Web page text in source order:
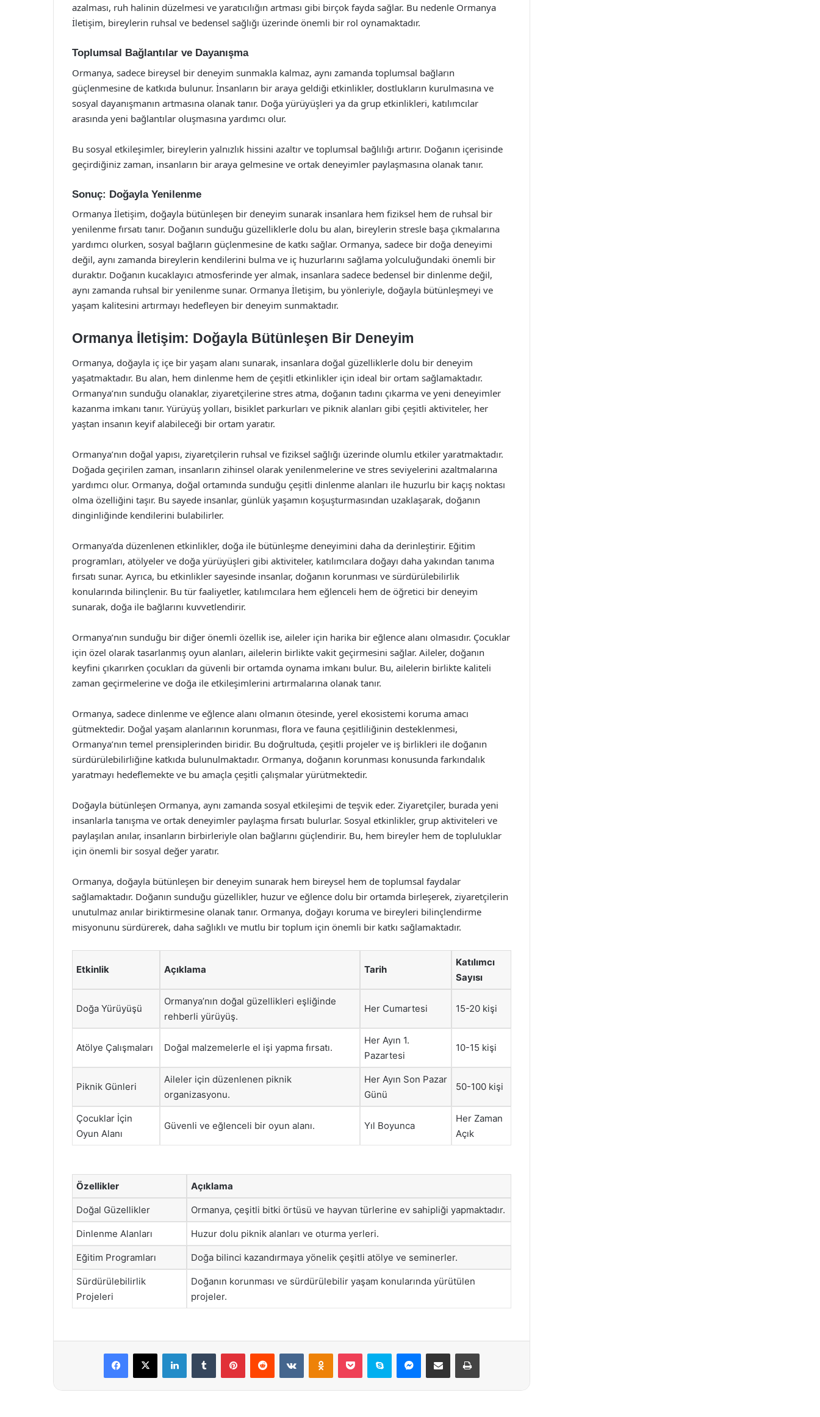
azalması, ruh halinin düzelmesi ve yaratıcılığın artması gibi birçok fayda sağlar. Bu nedenle Ormanya
İletişim, bireylerin ruhsal ve bedensel sağlığı üzerinde önemli bir rol oynamaktadır.
Toplumsal Bağlantılar ve Dayanışma
Ormanya, sadece bireysel bir deneyim sunmakla kalmaz, aynı zamanda toplumsal bağların
güçlenmesine de katkıda bulunur. İnsanların bir araya geldiği etkinlikler, dostlukların kurulmasına ve
sosyal dayanışmanın artmasına olanak tanır. Doğa yürüyüşleri ya da grup etkinlikleri, katılımcılar
arasında yeni bağlantılar oluşmasına yardımcı olur.
Bu sosyal etkileşimler, bireylerin yalnızlık hissini azaltır ve toplumsal bağlılığı artırır. Doğanın içerisinde
geçirdiğiniz zaman, insanların bir araya gelmesine ve ortak deneyimler paylaşmasına olanak tanır.
Sonuç: Doğayla Yenilenme
Ormanya İletişim, doğayla bütünleşen bir deneyim sunarak insanlara hem fiziksel hem de ruhsal bir
yenilenme fırsatı tanır. Doğanın sunduğu güzelliklerle dolu bu alan, bireylerin stresle başa çıkmalarına
yardımcı olurken, sosyal bağların güçlenmesine de katkı sağlar. Ormanya, sadece bir doğa deneyimi
değil, aynı zamanda bireylerin kendilerini bulma ve iç huzurlarını sağlama yolculuğundaki önemli bir
duraktır. Doğanın kucaklayıcı atmosferinde yer almak, insanlara sadece bedensel bir dinlenme değil,
aynı zamanda ruhsal bir yenilenme sunar. Ormanya İletişim, bu yönleriyle, doğayla bütünleşmeyi ve
yaşam kalitesini artırmayı hedefleyen bir deneyim sunmaktadır.
Ormanya İletişim: Doğayla Bütünleşen Bir Deneyim
Ormanya, doğayla iç içe bir yaşam alanı sunarak, insanlara doğal güzelliklerle dolu bir deneyim
yaşatmaktadır. Bu alan, hem dinlenme hem de çeşitli etkinlikler için ideal bir ortam sağlamaktadır.
Ormanya’nın sunduğu olanaklar, ziyaretçilerine stres atma, doğanın tadını çıkarma ve yeni deneyimler
kazanma imkanı tanır. Yürüyüş yolları, bisiklet parkurları ve piknik alanları gibi çeşitli aktiviteler, her
yaştan insanın keyif alabileceği bir ortam yaratır.
Ormanya’nın doğal yapısı, ziyaretçilerin ruhsal ve fiziksel sağlığı üzerinde olumlu etkiler yaratmaktadır.
Doğada geçirilen zaman, insanların zihinsel olarak yenilenmelerine ve stres seviyelerini azaltmalarına
yardımcı olur. Ormanya, doğal ortamında sunduğu çeşitli dinlenme alanları ile huzurlu bir kaçış noktası
olma özelliğini taşır. Bu sayede insanlar, günlük yaşamın koşuşturmasından uzaklaşarak, doğanın
dinginliğinde kendilerini bulabilirler.
Ormanya’da düzenlenen etkinlikler, doğa ile bütünleşme deneyimini daha da derinleştirir. Eğitim
programları, atölyeler ve doğa yürüyüşleri gibi aktiviteler, katılımcılara doğayı daha yakından tanıma
fırsatı sunar. Ayrıca, bu etkinlikler sayesinde insanlar, doğanın korunması ve sürdürülebilirlik
konularında bilinçlenir. Bu tür faaliyetler, katılımcılara hem eğlenceli hem de öğretici bir deneyim
sunarak, doğa ile bağlarını kuvvetlendirir.
Ormanya’nın sunduğu bir diğer önemli özellik ise, aileler için harika bir eğlence alanı olmasıdır. Çocuklar
için özel olarak tasarlanmış oyun alanları, ailelerin birlikte vakit geçirmesini sağlar. Aileler, doğanın
keyfini çıkarırken çocukları da güvenli bir ortamda oynama imkanı bulur. Bu, ailelerin birlikte kaliteli
zaman geçirmelerine ve doğa ile etkileşimlerini artırmalarına olanak tanır.
Ormanya, sadece dinlenme ve eğlence alanı olmanın ötesinde, yerel ekosistemi koruma amacı
gütmektedir. Doğal yaşam alanlarının korunması, flora ve fauna çeşitliliğinin desteklenmesi,
Ormanya’nın temel prensiplerinden biridir. Bu doğrultuda, çeşitli projeler ve iş birlikleri ile doğanın
sürdürülebilirliğine katkıda bulunulmaktadır. Ormanya, doğanın korunması konusunda farkındalık
yaratmayı hedeflemekte ve bu amaçla çeşitli çalışmalar yürütmektedir.
Doğayla bütünleşen Ormanya, aynı zamanda sosyal etkileşimi de teşvik eder. Ziyaretçiler, burada yeni
insanlarla tanışma ve ortak deneyimler paylaşma fırsatı bulurlar. Sosyal etkinlikler, grup aktiviteleri ve
paylaşılan anılar, insanların birbirleriyle olan bağlarını güçlendirir. Bu, hem bireyler hem de topluluklar
için önemli bir sosyal değer yaratır.
Ormanya, doğayla bütünleşen bir deneyim sunarak hem bireysel hem de toplumsal faydalar
sağlamaktadır. Doğanın sunduğu güzellikler, huzur ve eğlence dolu bir ortamda birleşerek, ziyaretçilerin
unutulmaz anılar biriktirmesine olanak tanır. Ormanya, doğayı koruma ve bireyleri bilinçlendirme
misyonunu sürdürerek, daha sağlıklı ve mutlu bir toplum için önemli bir katkı sağlamaktadır.
Etkinlik Açıklama Tarih
Katılımcı
Sayısı
Doğa Yürüyüşü
Ormanya’nın doğal güzellikleri eşliğinde
rehberli yürüyüş.
Her Cumartesi 15-20 kişi
Atölye Çalışmaları Doğal malzemelerle el işi yapma fırsatı.
Her Ayın 1.
Pazartesi
10-15 kişi
Piknik Günleri
Aileler için düzenlenen piknik
organizasyonu.
Her Ayın Son Pazar
Günü
50-100 kişi
Çocuklar İçin
Oyun Alanı
Güvenli ve eğlenceli bir oyun alanı. Yıl Boyunca
Her Zaman
Açık
Özellikler Açıklama
Doğal Güzellikler Ormanya, çeşitli bitki örtüsü ve hayvan türlerine ev sahipliği yapmaktadır.
Dinlenme Alanları Huzur dolu piknik alanları ve oturma yerleri.
Eğitim Programları Doğa bilinci kazandırmaya yönelik çeşitli atölye ve seminerler.
Sürdürülebilirlik
Projeleri
Doğanın korunması ve sürdürülebilir yaşam konularında yürütülen
projeler.
Facebook
X LinkedInTumblr PinterestReddit VKontakteOdnoklassniki
Pocket Skype Messenger
E-Posta ile paylaş Yazdır